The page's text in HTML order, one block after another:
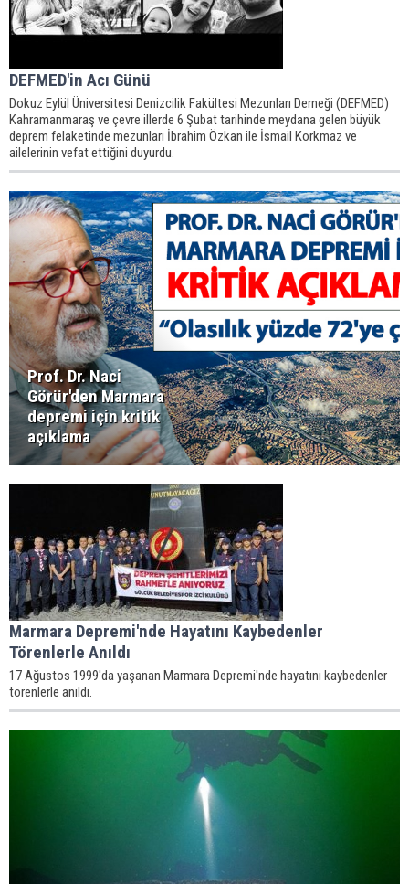
DEFMED'in Acı Günü
Dokuz Eylül Üniversitesi Denizcilik Fakültesi Mezunları Derneği (DEFMED)
Kahramanmaraş ve çevre illerde 6 Şubat tarihinde meydana gelen büyük
deprem felaketinde mezunları İbrahim Özkan ile İsmail Korkmaz ve
ailelerinin vefat ettiğini duyurdu.
Prof. Dr. Naci
Görür'den Marmara
depremi için kritik
açıklama
Marmara Depremi'nde Hayatını Kaybedenler
Törenlerle Anıldı
17 Ağustos 1999'da yaşanan Marmara Depremi'nde hayatını kaybedenler
törenlerle anıldı.